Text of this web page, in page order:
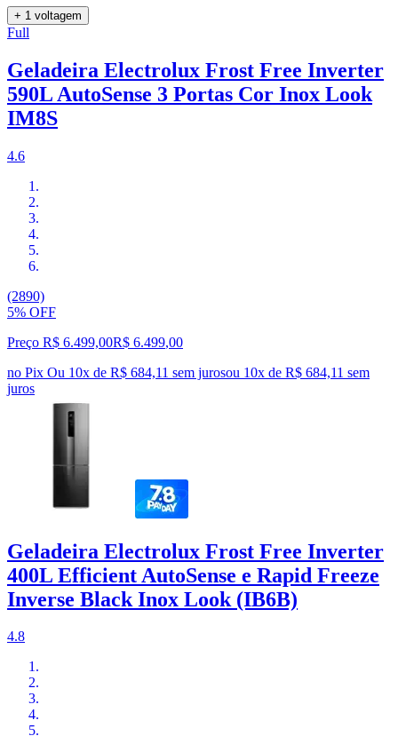
+ 1 voltagem
Full
Geladeira Electrolux Frost Free Inverter
590L AutoSense 3 Portas Cor Inox Look
IM8S
4.6
(2890)
5% OFF
Preço R$ 6.499,00R$ 6.499,00
no Pix Ou 10x de R$ 684,11 sem jurosou 10x de R$ 684,11 sem
juros
Geladeira Electrolux Frost Free Inverter
400L Efficient AutoSense e Rapid Freeze
Inverse Black Inox Look (IB6B)
4.8